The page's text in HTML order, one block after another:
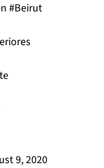
#Beirut
9, 2020